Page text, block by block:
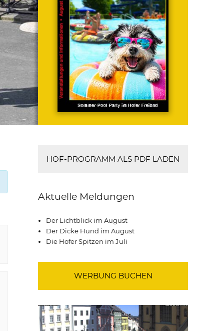
HOF-PROGRAMM ALS PDF LADEN
Aktuelle Meldungen
Der Lichtblick im August
Der Dicke Hund im August
Die Hofer Spitzen im Juli
WERBUNG BUCHEN